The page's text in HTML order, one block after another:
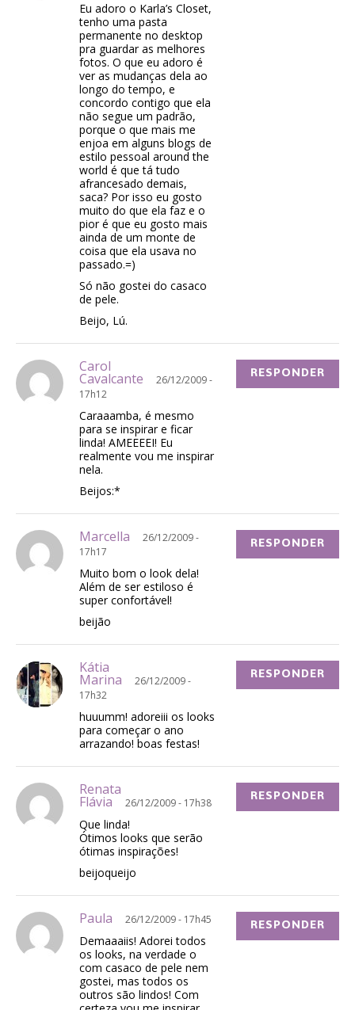
Eu adoro o Karla’s Closet,
tenho uma pasta
permanente no desktop
pra guardar as melhores
fotos. O que eu adoro é
ver as mudanças dela ao
longo do tempo, e
concordo contigo que ela
não segue um padrão,
porque o que mais me
enjoa em alguns blogs de
estilo pessoal around the
world é que tá tudo
afrancesado demais,
saca? Por isso eu gosto
muito do que ela faz e o
pior é que eu gosto mais
ainda de um monte de
coisa que ela usava no
passado.=)
Só não gostei do casaco
de pele.
Beijo, Lú.
Carol
Cavalcante
26/12/2009 -
17h12
Caraaamba, é mesmo
para se inspirar e ficar
linda! AMEEEEI! Eu
realmente vou me inspirar
nela.
Beijos:*
RESPONDER
Marcella
26/12/2009 -
17h17
Muito bom o look dela!
Além de ser estiloso é
super confortável!
beijão
RESPONDER
Kátia
Marina
26/12/2009 -
17h32
huuumm! adoreiii os looks
para começar o ano
arrazando! boas festas!
RESPONDER
Renata
Flávia 26/12/2009 - 17h38
Que linda!
Ótimos looks que serão
ótimas inspirações!
beijoqueijo
RESPONDER
Paula 26/12/2009 - 17h45
Demaaaiis! Adorei todos
os looks, na verdade o
com casaco de pele nem
gostei, mas todos os
outros são lindos! Com
RESPONDER